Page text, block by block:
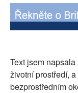
Text jsem
životní prostředí,
bezprostředním